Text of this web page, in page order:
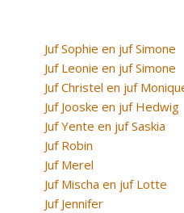
Juf Sophie en juf Simone
Juf Leonie en juf Simone
Juf Christel en juf
Juf Jooske en juf Hedwig
Juf Yente en juf Saskia
Juf Robin
Juf Merel
Juf Mischa en juf Lotte
Juf Jennifer